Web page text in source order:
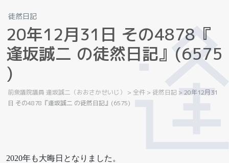
徒然日記
20年1 2月31 日 その4878 『
逢坂誠二 の徒然日記』 (6575
)
前衆議院議員 逢坂誠二（おおさかせいじ） > 全件 > 徒然日記 >20年12月31
日 その4878『逢坂誠二 の徒然日記』(6575)
2020年も大晦日となりました。